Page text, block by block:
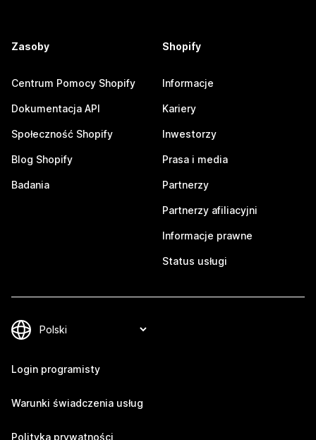
Zasoby
Centrum Pomocy Shopify
Dokumentacja API
Społeczność Shopify
Blog Shopify
Badania
Shopify
Informacje
Kariery
Inwestorzy
Prasa i media
Partnerzy
Partnerzy afiliacyjni
Informacje prawne
Status usługi
Login programisty
Warunki świadczenia usług
Polityka prywatności